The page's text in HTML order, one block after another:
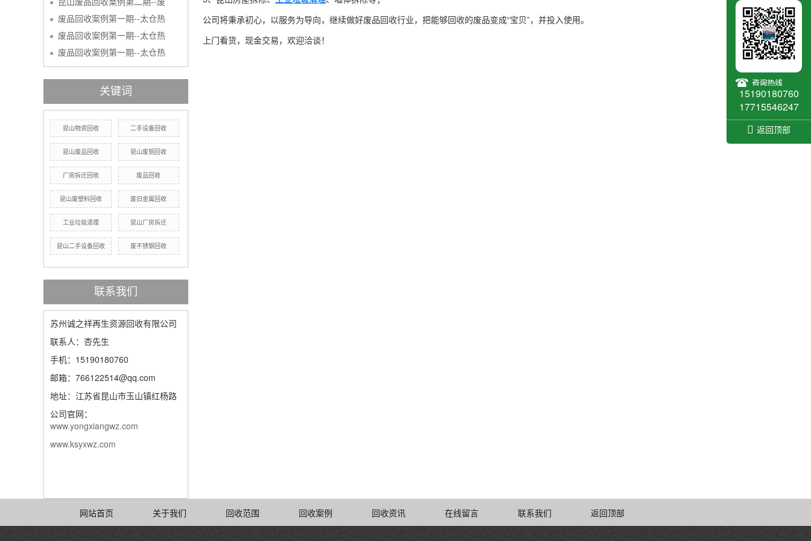
废品回收案例第一期--太仓热
废品回收案例第一期--太仓热
废品回收案例第一期--太仓热
关键词
昆山物资回收 二手设备回收
昆山废品回收 昆山废铜回收
厂房拆迁回收 废品回收
昆山废塑料回收 废旧金属回收
工业垃圾清理 昆山厂房拆迁
昆山二手设备回收 废不锈钢回收
联系我们
苏州诚之祥再生资源回收有限公司
联系人：杏先生
手机：15190180760
邮箱：766122514@qq.com
地址：江苏省昆山市玉山镇红杨路
公司官网：
www.yongxiangwz.com
www.ksyxwz.com
公司将秉承初心，以服务为导向，继续做好废品回收行业，把能够回收的废品变成“宝贝”，并投入使用。
上门看货，现金交易，欢迎洽谈！
网站首页 关于我们 回收范围 回收案例 回收资讯 在线留言 联系我们 返回顶部
15190180760
17715546247
返回顶部